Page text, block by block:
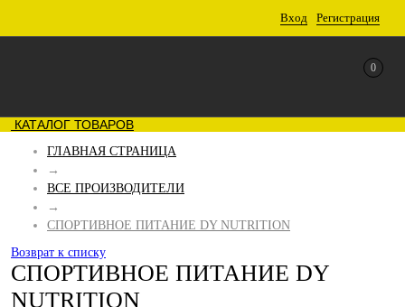
Вход Регистрация
0
КАТАЛОГ ТОВАРОВ
ГЛАВНАЯ СТРАНИЦА
→
ВСЕ ПРОИЗВОДИТЕЛИ
→
СПОРТИВНОЕ ПИТАНИЕ DY NUTRITION
Возврат к списку
СПОРТИВНОЕ ПИТАНИЕ DY
NUTRITION